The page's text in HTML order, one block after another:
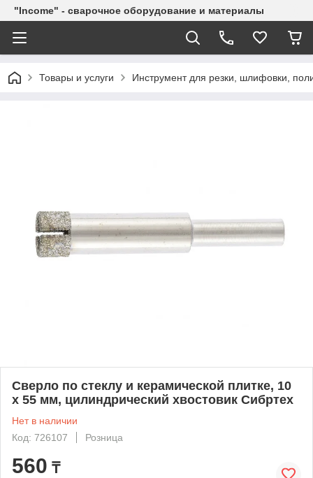
"Income" - сварочное оборудование и материалы
Товары и услуги Инструмент для резки, шлифовки,
Сверло по стеклу и керамической плитке, 10
х 55 мм, цилиндрический хвостовик Сибртех
Нет в наличии
Код: 726107
Розница
560 ₸